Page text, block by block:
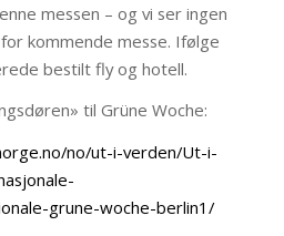
messen – og vi ser ingen
kommende messe. Ifølge
bestilt fly og hotell.
til Grüne Woche:
no/ut-i-verden/Ut-i-
grune-woche-berlin1/